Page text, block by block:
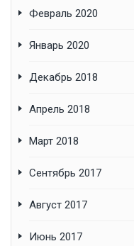
Февраль 2020
Январь 2020
Декабрь 2018
Апрель 2018
Март 2018
Сентябрь 2017
Август 2017
Июнь 2017